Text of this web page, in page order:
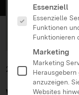
24.07.2021
Es folgt eine
Essenziell
Essenzielle
Funktionen
Funktionieren
Marketing
Marketing
anzuzeigen.
Websites